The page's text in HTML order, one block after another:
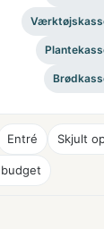
Entré Skjult
budget